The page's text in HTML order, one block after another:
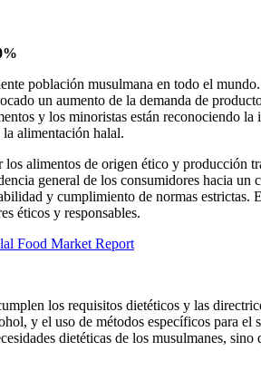
población musulmana en todo el
un aumento de la demanda de
y los minoristas están reconociendo
alimentación halal.
alimentos de origen ético y producción
general de los consumidores hacia
y cumplimiento de normas
éticos y responsables.
Food Market Report
los requisitos dietéticos y las
y el uso de métodos específicos para
dietéticas de los musulmanes,